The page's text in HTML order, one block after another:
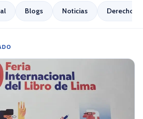
Blogs Noticias Derecho